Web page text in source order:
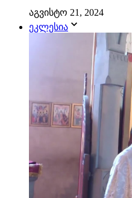
აგვისტო 21, 2024
ეკლესია